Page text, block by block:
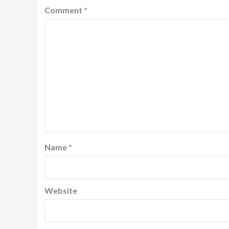
Comment *
Name *
Website